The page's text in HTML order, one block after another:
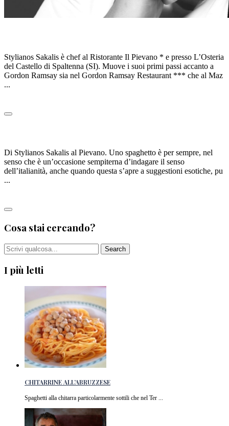
Stylianos Sakalis è chef al Ristorante Il Pievano * e presso L’Osteria
del Castello di Spaltenna (SI). Muove i suoi primi passi accanto a
Gordon Ramsay sia nel Gordon Ramsay Restaurant *** che al Maz
...
Di Stylianos Sakalis al Pievano. Uno spaghetto è per sempre, nel
senso che è un’occasione sempiterna d’indagare il senso
dell’italianità, anche quando questa s’apre a suggestioni esotiche, pu
...
Cosa stai cercando?
I più letti
CHITARRINE ALL’ABRUZZESE
Spaghetti alla chitarra particolarmente sottili che nel Ter ...